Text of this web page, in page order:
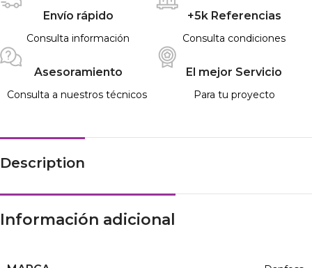
Envío rápido
Consulta información
+5k Referencias
Consulta condiciones
Asesoramiento
Consulta a nuestros técnicos
El mejor Servicio
Para tu proyecto
Description
Información adicional